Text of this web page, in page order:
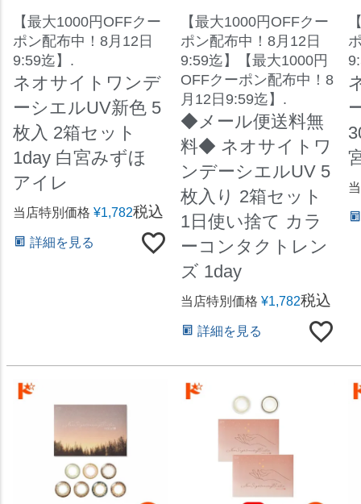
【最大1000円OFFクー
ポン配布中！8月12日
9:59迄】.
ネオサイトワンデ
ーシエルUV新色 5
枚入 2箱セット
1day 白宮みずほ
アイレ
当店特別価格 ¥1,782税込
詳細を見る
【最大1000円OFFクー
ポン配布中！8月12日
9:59迄】【最大1000円
OFFクーポン配布中！8
月12日9:59迄】.
◆メール便送料無
料◆ ネオサイトワ
ンデーシエルUV 5
枚入り 2箱セット
1日使い捨て カラ
ーコンタクトレン
ズ 1day
当店特別価格 ¥1,782税込
詳細を見る